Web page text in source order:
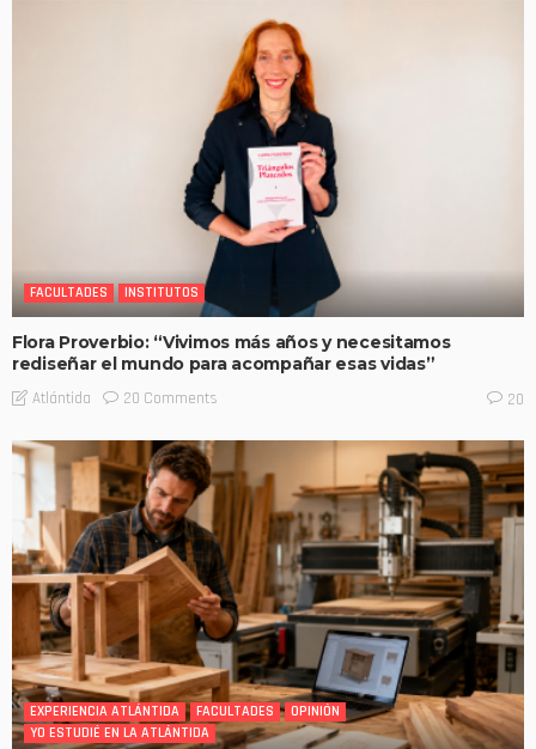
FACULTADES INSTITUTOS
Flora Proverbio: “Vivimos más años y necesitamos
rediseñar el mundo para acompañar esas vidas”
Atlántida 20 Comments 20
EXPERIENCIA ATLÁNTIDA FACULTADES
OPINIÓN
YO ESTUDIÉ EN LA ATLÁNTIDA